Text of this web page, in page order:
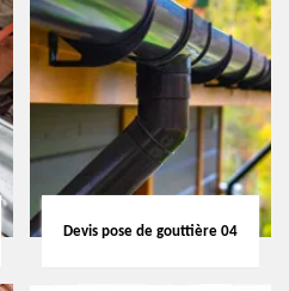
Devis pose de gouttière 04